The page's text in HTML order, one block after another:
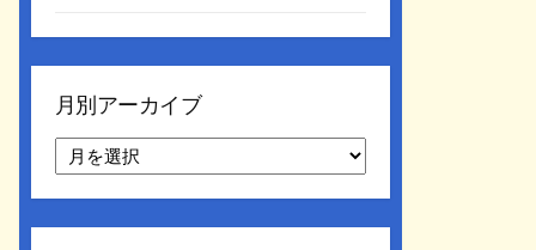
月別アーカイブ
別
ア
ー